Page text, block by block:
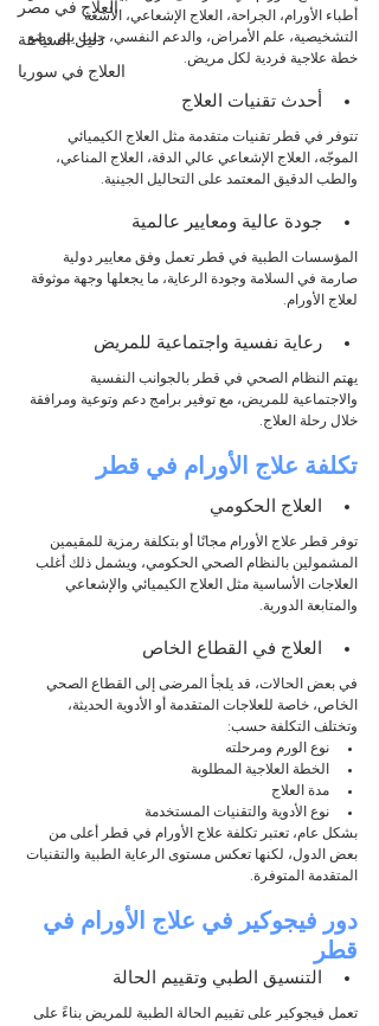
العلاج في مصر
دليل السياحة
العلاج في سوريا
أطباء الأورام، الجراحة، العلاج الإشعاعي، الأشعة
التشخيصية، علم الأمراض، والدعم النفسي، حيث يتم وضع
خطة علاجية فردية لكل مريض.
أحدث تقنيات العلاج
تتوفر في قطر تقنيات متقدمة مثل العلاج الكيميائي
الموجّه، العلاج الإشعاعي عالي الدقة، العلاج المناعي،
والطب الدقيق المعتمد على التحاليل الجينية.
جودة عالية ومعايير عالمية
المؤسسات الطبية في قطر تعمل وفق معايير دولية
صارمة في السلامة وجودة الرعاية، ما يجعلها وجهة موثوقة
لعلاج الأورام.
رعاية نفسية واجتماعية للمريض
يهتم النظام الصحي في قطر بالجوانب النفسية
والاجتماعية للمريض، مع توفير برامج دعم وتوعية ومرافقة
خلال رحلة العلاج.
تكلفة علاج الأورام في قطر
العلاج الحكومي
توفر قطر علاج الأورام مجانًا أو بتكلفة رمزية للمقيمين
المشمولين بالنظام الصحي الحكومي، ويشمل ذلك أغلب
العلاجات الأساسية مثل العلاج الكيميائي والإشعاعي
والمتابعة الدورية.
العلاج في القطاع الخاص
في بعض الحالات، قد يلجأ المرضى إلى القطاع الصحي
الخاص، خاصة للعلاجات المتقدمة أو الأدوية الحديثة،
وتختلف التكلفة حسب:
نوع الورم ومرحلته
الخطة العلاجية المطلوبة
مدة العلاج
نوع الأدوية والتقنيات المستخدمة
بشكل عام، تعتبر تكلفة علاج الأورام في قطر أعلى من
بعض الدول، لكنها تعكس مستوى الرعاية الطبية والتقنيات
المتقدمة المتوفرة.
دور فيجوكير في علاج الأورام في
قطر
التنسيق الطبي وتقييم الحالة
تعمل فيجوكير على تقييم الحالة الطبية للمريض بناءً على